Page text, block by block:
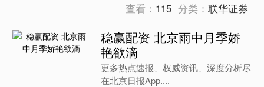
查看： 115 分类：联华证券
稳赢配资 北京雨中月季娇
艳欲滴
更多热点速报、权威资讯、深度分析尽
在北京日报App....